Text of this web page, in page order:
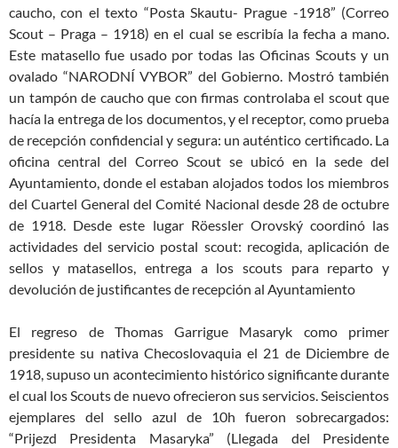
caucho, con el texto “Posta Skautu- Prague -1918” (Correo
Scout – Praga – 1918) en el cual se escribía la fecha a mano.
Este matasello fue usado por todas las Oficinas Scouts y un
ovalado “NARODNÍ VYBOR” del Gobierno. Mostró también
un tampón de caucho que con firmas controlaba el scout que
hacía la entrega de los documentos, y el receptor, como prueba
de recepción confidencial y segura: un auténtico certificado. La
oficina central del Correo Scout se ubicó en la sede del
Ayuntamiento, donde el estaban alojados todos los miembros
del Cuartel General del Comité Nacional desde 28 de octubre
de 1918. Desde este lugar Röessler Orovský coordinó las
actividades del servicio postal scout: recogida, aplicación de
sellos y matasellos, entrega a los scouts para reparto y
devolución de justificantes de recepción al Ayuntamiento
El regreso de Thomas Garrigue Masaryk como primer
presidente su nativa Checoslovaquia el 21 de Diciembre de
1918, supuso un acontecimiento histórico significante durante
el cual los Scouts de nuevo ofrecieron sus servicios. Seiscientos
ejemplares del sello azul de 10h fueron sobrecargados:
“Prijezd Presidenta Masaryka” (Llegada del Presidente